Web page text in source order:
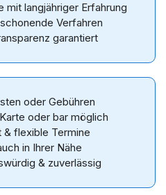
mit langjähriger Erfahrung
Verfahren
garantiert
oder Gebühren
oder bar möglich
& flexible Termine
in Ihrer Nähe
& zuverlässig